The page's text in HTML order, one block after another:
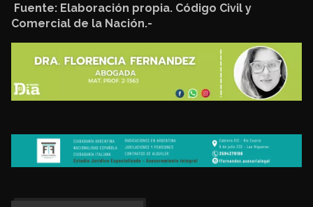
Fuente: Elaboración propia. Código Civil y
Comercial de la Nación.-